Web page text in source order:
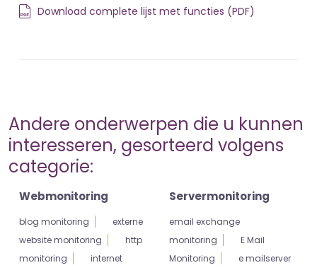
Download complete lijst met functies (PDF)
Andere onderwerpen die u kunnen
interesseren, gesorteerd volgens
categorie:
Webmonitoring
blog monitoring
externe
website monitoring
http
monitoring
internet
Servermonitoring
email exchange
monitoring
E Mail
Monitoring
e mailserver